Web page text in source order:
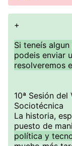
+
Si teneís
podeis enviar
resolveremos
10ª Sesión
Sociotécnica
La historia,
puesto de
política y